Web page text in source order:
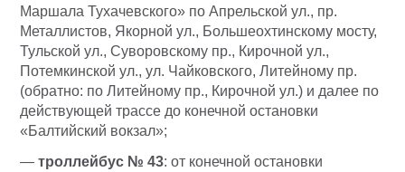
Маршала Тухачевского» по Апрельской ул., пр.
Металлистов, Якорной ул., Большеохтинскому мосту,
Тульской ул., Суворовскому пр., Кирочной ул.,
Потемкинской ул., ул. Чайковского, Литейному пр.
(обратно: по Литейному пр., Кирочной ул.) и далее по
действующей трассе до конечной остановки
«Балтийский вокзал»;
— троллейбус № 43: от конечной остановки